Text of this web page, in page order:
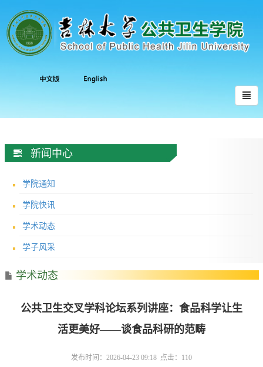
新闻中心
学院通知
学院快讯
学术动态
学子风采
学术动态
公共卫生交叉学科论坛系列讲座：食品科学让生
活更美好——谈食品科研的范畴
发布时间：2026-04-23 09:18 点击： 110